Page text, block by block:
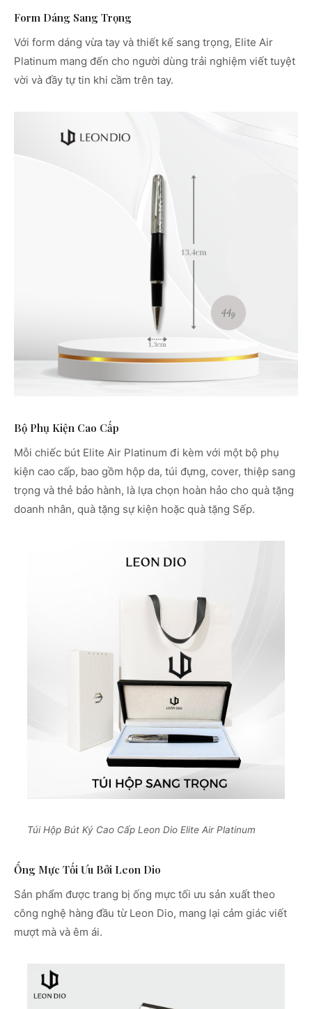
Form Dáng Sang Trọng
Với form dáng vừa tay và thiết kế sang trọng, Elite Air
Platinum mang đến cho người dùng trải nghiệm viết tuyệt
vời và đầy tự tin khi cầm trên tay.
Bộ Phụ Kiện Cao Cấp
Mỗi chiếc bút Elite Air Platinum đi kèm với một bộ phụ
kiện cao cấp, bao gồm hộp da, túi đựng, cover, thiệp sang
trọng và thẻ bảo hành, là lựa chọn hoàn hảo cho quà tặng
doanh nhân, quà tặng sự kiện hoặc quà tặng Sếp.
Túi Hộp Bút Ký Cao Cấp Leon Dio Elite Air Platinum
Ống Mực Tối Ưu Bởi Leon Dio
Sản phẩm được trang bị ống mực tối ưu sản xuất theo
công nghệ hàng đầu từ Leon Dio, mang lại cảm giác viết
mượt mà và êm ái.